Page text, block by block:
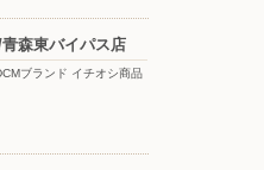
青森東バイパス店
ブランド イチオシ商品